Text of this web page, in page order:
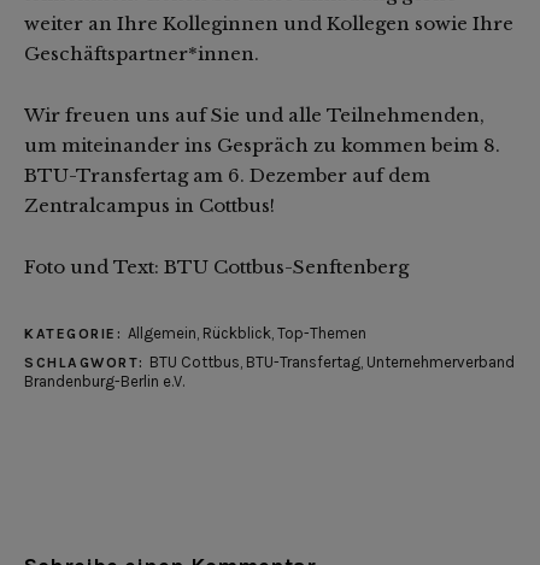
weiter an Ihre Kolleginnen und Kollegen sowie Ihre
Geschäftspartner*innen.
Wir freuen uns auf Sie und alle Teilnehmenden,
um miteinander ins Gespräch zu kommen beim 8.
BTU-Transfertag am 6. Dezember auf dem
Zentralcampus in Cottbus!
Foto und Text: BTU Cottbus-Senftenberg
KATEGORIE: Allgemein Rückblick Top-Themen
SCHLAGWORT: BTU Cottbus BTU-Transfertag Unternehmerverband
Brandenburg-Berlin e.V.